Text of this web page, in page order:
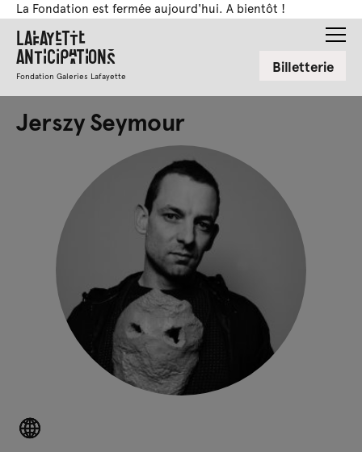
La Fondation est fermée aujourd'hui. A bientôt !
Lafayette
Anticipations
Fondation Galeries Lafayette Billetterie
Jerszy Seymour